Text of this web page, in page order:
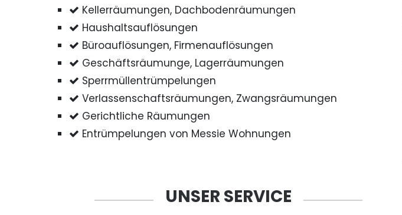
Kellerräumungen, Dachbodenräumungen
Haushaltsauflösungen
Büroauflösungen, Firmenauflösungen
Geschäftsräumunge, Lagerräumungen
Sperrmüllentrümpelungen
Verlassenschaftsräumungen, Zwangsräumungen
Gerichtliche Räumungen
Entrümpelungen von Messie Wohnungen
UNSER SERVICE